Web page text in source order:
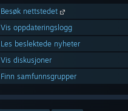
Besøk nettstedet
Vis oppdateringslogg
Les beslektede nyheter
Vis diskusjoner
Finn samfunnsgrupper